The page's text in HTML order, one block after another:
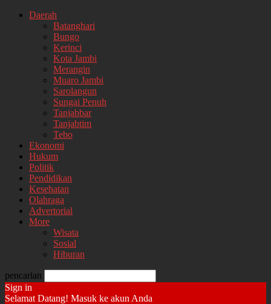
Daerah
Batanghari
Bungo
Kerinci
Kota Jambi
Merangin
Muaro Jambi
Sarolangun
Sungai Penuh
Tanjabbar
Tanjabtim
Tebo
Ekonomi
Hukum
Politik
Pendidikan
Kesehatan
Olahraga
Advertorial
More
Wisata
Sosial
Hiburan
pencarian
Sign in
Selamat Datang! Masuk ke akun Anda